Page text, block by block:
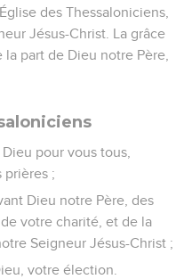
des Thessaloniciens,
Jésus-Christ. La grâce
part de Dieu notre Père,
pour vous tous,
prières ;
Dieu notre Père, des
votre charité, et de la
Seigneur Jésus-Christ ;
votre élection.